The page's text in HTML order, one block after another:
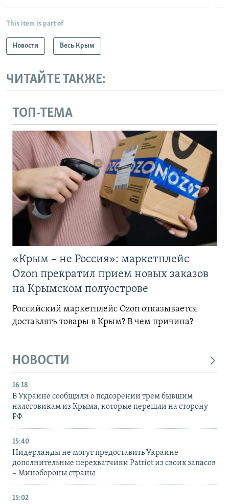
This item is part of
Новости Весь Крым
ЧИТАЙТЕ ТАКЖЕ:
ТОП-ТЕМА
«Крым – не Россия»: маркетплейс
Ozon прекратил прием новых заказов
на Крымском полуострове
Российский маркетплейс Ozon отказывается
доставлять товары в Крым? В чем причина?
НОВОСТИ
16:18
В Украине сообщили о подозрении трем бывшим
налоговикам из Крыма, которые перешли на сторону
РФ
15:40
Нидерланды не могут предоставить Украине
дополнительные перехватчики Patriot из своих запасов
– Минобороны страны
15:02